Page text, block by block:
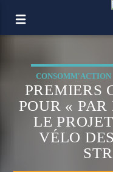
CONSOMM'ACTION
PREMIERS
POUR «
LE
VÉLO